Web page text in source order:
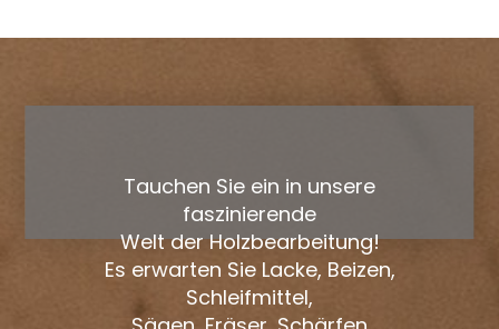
Tauchen Sie ein in unsere
faszinierende
Welt der Holzbearbeitung!
Es erwarten Sie Lacke, Beizen,
Schleifmittel,